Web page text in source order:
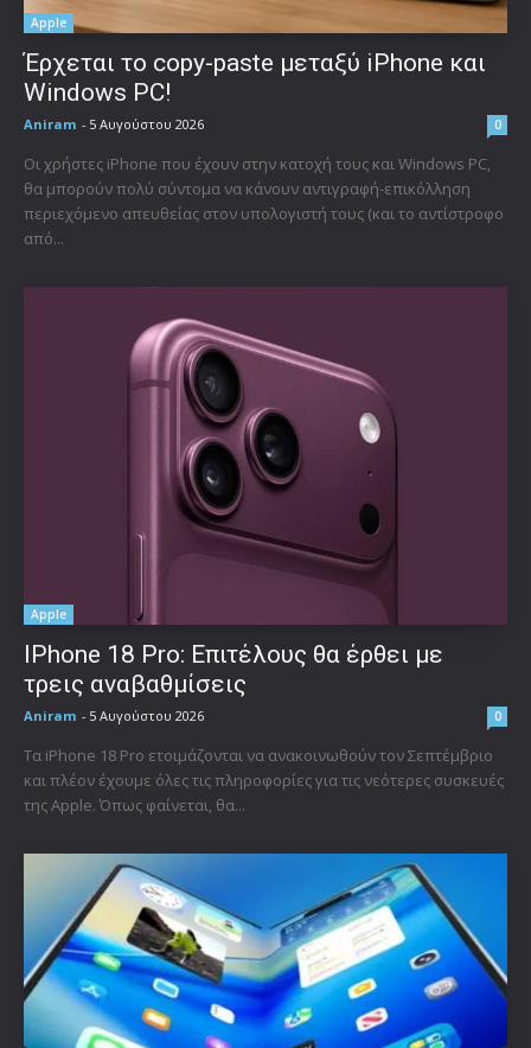
Apple
Έρχεται το copy-paste μεταξύ iPhone και
Windows PC!
Aniram - 5 Αυγούστου 2026 0
Οι χρήστες iPhone που έχουν στην κατοχή τους και Windows PC,
θα μπορούν πολύ σύντομα να κάνουν αντιγραφή-επικόλληση
περιεχόμενο απευθείας στον υπολογιστή τους (και το αντίστροφο
από...
Apple
IPhone 18 Pro: Επιτέλους θα έρθει με
τρεις αναβαθμίσεις
Aniram - 5 Αυγούστου 2026 0
Τα iPhone 18 Pro ετοιμάζονται να ανακοινωθούν τον Σεπτέμβριο
και πλέον έχουμε όλες τις πληροφορίες για τις νεότερες συσκευές
της Apple. Όπως φαίνεται, θα...